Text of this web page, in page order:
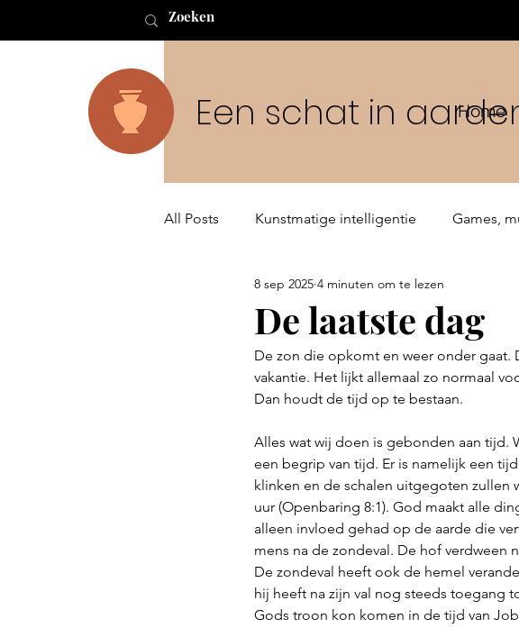
Een schat in Home
All Posts Kunstmatige intelligentie Games,
Buitenaards leven en de Schepping
De laatste dag
8 sep 2025 4 minuten om te lezen
De zon die opkomt en weer onder
vakantie. Het lijkt allemaal zo normaal
Dan houdt de tijd op te bestaan.
Alles wat wij doen is gebonden aan tijd.
een begrip van tijd. Er is namelijk een
klinken en de schalen uitgegoten zullen
uur (Openbaring 8:1). God maakt alle
alleen invloed gehad op de aarde die
mens na de zondeval. De hof verdween
De zondeval heeft ook de hemel
hij heeft na zijn val nog steeds toegang
Gods troon kon komen in de tijd van Job